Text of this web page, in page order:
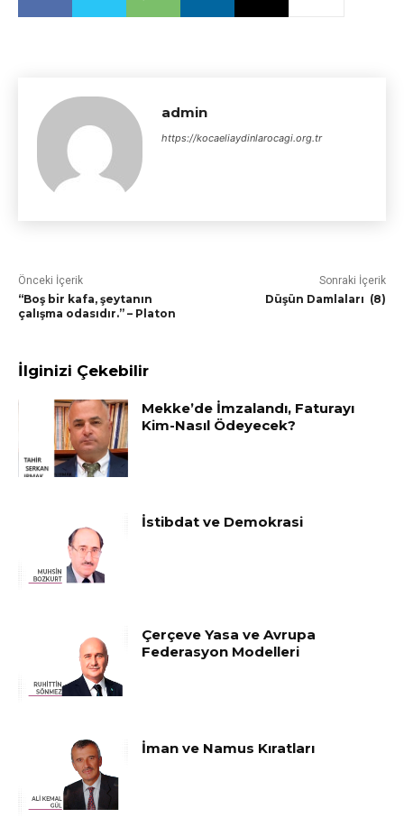
admin
https://kocaeliaydinlarocagi.org.tr
Önceki İçerik
“Boş bir kafa, şeytanın
çalışma odasıdır.” – Platon
Sonraki İçerik
Düşün Damlaları (8)
İlginizi Çekebilir
Mekke’de İmzalandı, Faturayı
Kim-Nasıl Ödeyecek?
İstibdat ve Demokrasi
Çerçeve Yasa ve Avrupa
Federasyon Modelleri
İman ve Namus Kıratları